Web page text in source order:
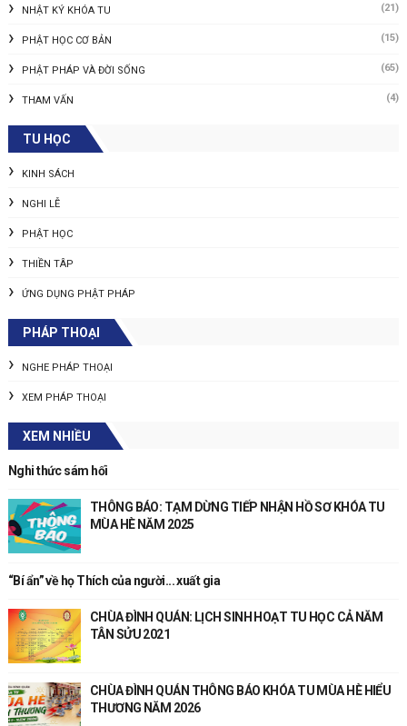
NHẬT KÝ KHÓA TU (21)
PHẬT HỌC CƠ BẢN (15)
PHẬT PHÁP VÀ ĐỜI SỐNG (65)
THAM VẤN (4)
TU HỌC
KINH SÁCH
NGHI LỄ
PHẬT HỌC
THIỀN TÂP
ỨNG DỤNG PHẬT PHÁP
PHÁP THOẠI
NGHE PHÁP THOẠI
XEM PHÁP THOẠI
XEM NHIỀU
Nghi thức sám hối
THÔNG BÁO: TẠM DỪNG TIẾP NHẬN HỒ SƠ KHÓA TU
MÙA HÈ NĂM 2025
“Bí ẩn” về họ Thích của người... xuất gia
CHÙA ĐÌNH QUÁN: LỊCH SINH HOẠT TU HỌC CẢ NĂM
TÂN SỬU 2021
CHÙA ĐÌNH QUÁN THÔNG BÁO KHÓA TU MÙA HÈ HIỂU
THƯƠNG NĂM 2026